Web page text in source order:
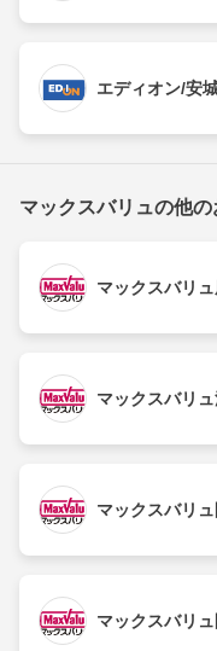
エディオン/安
マックスバリュの他の
マックスバリ
マックスバリ
マックスバリ
マックスバリ